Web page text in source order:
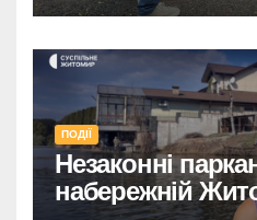
ПОДІЇ
Незаконні
набережній